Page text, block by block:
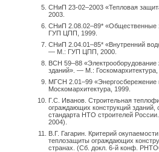
СНиП 23-02–2003 «Тепловая
2003.
СНиП 2.08.02–89* «Общественные
ГУП ЦПП, 1999.
СНиП 2.04.01–85* «Внутренний
— М.: ГУП ЦПП, 2000.
ВСН 59–88
зданий». — М.: Госкомархитектура,
МГСН 2.01–99
Москомархитектура, 1999.
Г.С. Иванов. Строительная
ограждающих конструкций зданий,
стандарта НТО строителей
2004).
В.Г. Гагарин. Критерий
теплозащиты ограждающих
странах. (Сб. докл. 6-й конф.